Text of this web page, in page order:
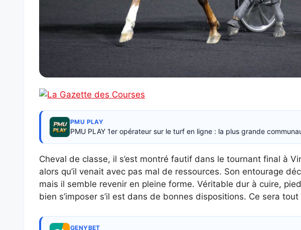
PMU PLAY
PMU PLAY 1er opérateur sur le turf en ligne : la plus grande
Cheval de classe, il s’est montré fautif dans le tournant final à
alors qu’il venait avec pas mal de ressources. Son entourage
mais il semble revenir en pleine forme. Véritable dur à cuire,
bien s’imposer s’il est dans de bonnes dispositions. Ce sera tout
GENYBET